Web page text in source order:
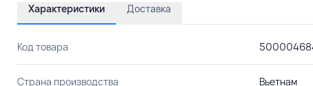
Характеристики Доставка
Код товара
Страна производства Вьетнам